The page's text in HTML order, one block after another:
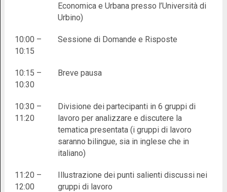
Economica e Urbana presso l’Università di
Urbino)
10:00 –
10:15
Sessione di Domande e Risposte
10:15 –
10:30
Breve pausa
10:30 –
11:20
Divisione dei partecipanti in 6 gruppi di
lavoro per analizzare e discutere la
tematica presentata (i gruppi di lavoro
saranno bilingue, sia in inglese che in
italiano)
11:20 –
12:00
Illustrazione dei punti salienti discussi nei
gruppi di lavoro